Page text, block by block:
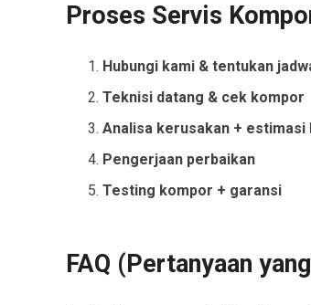
Proses Servis
Hubungi kami & tentukan
Teknisi datang & cek kompor
Analisa kerusakan + estimasi
Pengerjaan perbaikan
Testing kompor + garansi
FAQ (Pertanyaan